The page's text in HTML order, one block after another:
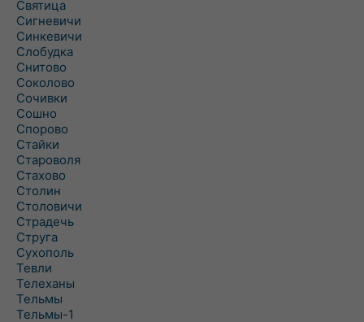
Святица
Сигневичи
Синкевичи
Слобудка
Снитово
Соколово
Сочивки
Сошно
Спорово
Стайки
Староволя
Стахово
Столин
Столовичи
Страдечь
Струга
Сухополь
Тевли
Телеханы
Тельмы
Тельмы-1